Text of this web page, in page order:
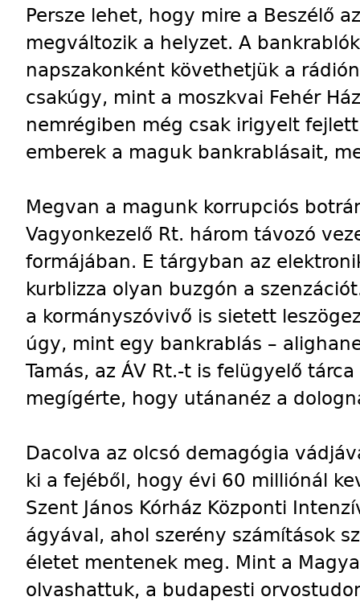
Persze lehet, hogy mire a Beszélő
megváltozik a helyzet. A
napszakonként követhetjük a
csakúgy, mint a moszkvai Fehér
nemrégiben még csak irigyelt
emberek a maguk bankrablásait,
Megvan a magunk korrupciós
Vagyonkezelő Rt. három távozó
formájában. E tárgyban az
kurblizza olyan buzgón a
a kormányszóvivő is sietett
úgy, mint egy bankrablás –
Tamás, az ÁV Rt.-t is felügyelő
megígérte, hogy utánanéz a
Dacolva az olcsó demagógia
ki a fejéből, hogy évi 60 milliónál
Szent János Kórház Központi
ágyával, ahol szerény számítások
életet mentenek meg. Mint a
olvashattuk, a budapesti